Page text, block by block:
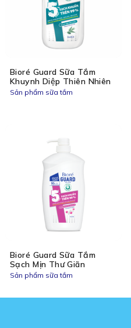
Bioré Guard Sữa Tắm
Khuynh Diệp Thiên Nhiên
Sản phẩm sữa tắm
Bioré Guard Sữa Tắm
Sạch Mịn Thư Giãn
Sản phẩm sữa tắm